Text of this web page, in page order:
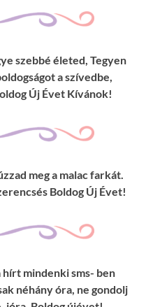
szebbé életed, Tegyen
a szívedbe,
Új Évet Kívánok!
meg a malac farkát.
Boldog Új Évet!
hírt mindenki sms- ben
néhány óra, ne gondolj